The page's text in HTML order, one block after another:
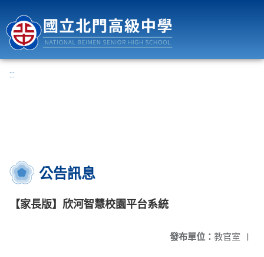
:::
公告訊息
【家長版】欣河智慧校園平台系統
發布單位： 教官室 |